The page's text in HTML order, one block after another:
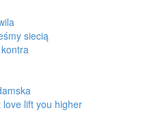
siecią
lift you higher